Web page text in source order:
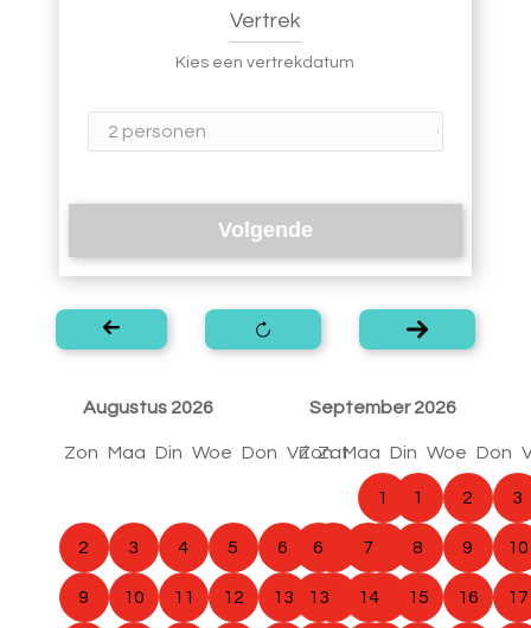
Vertrek
Kies een vertrekdatum
Volgende
Augustus 2026
Zon Maa Din Woe Don Vri Zat
1
2 3 4 5 6
9 10 11 12 13 14 15
September 2026
Zon Maa Din Woe Don
1 2 3
6 7 8 9 10
13 14 15 16 17